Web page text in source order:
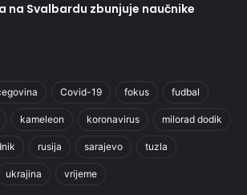
na Svalbardu zbunjuje naučnike
Covid-19 fokus fudbal
kameleon koronavirus milorad dodik
rusija sarajevo tuzla
ukrajina vrijeme